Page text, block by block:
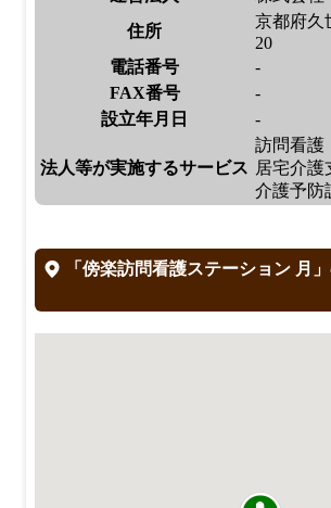
住所
京都府久
20
電話番号
-
FAX番号
-
設立年月日
-
法人等が実施するサービス
訪問看護
居宅介護
介護予防
「傍楽訪問看護ステーション 月